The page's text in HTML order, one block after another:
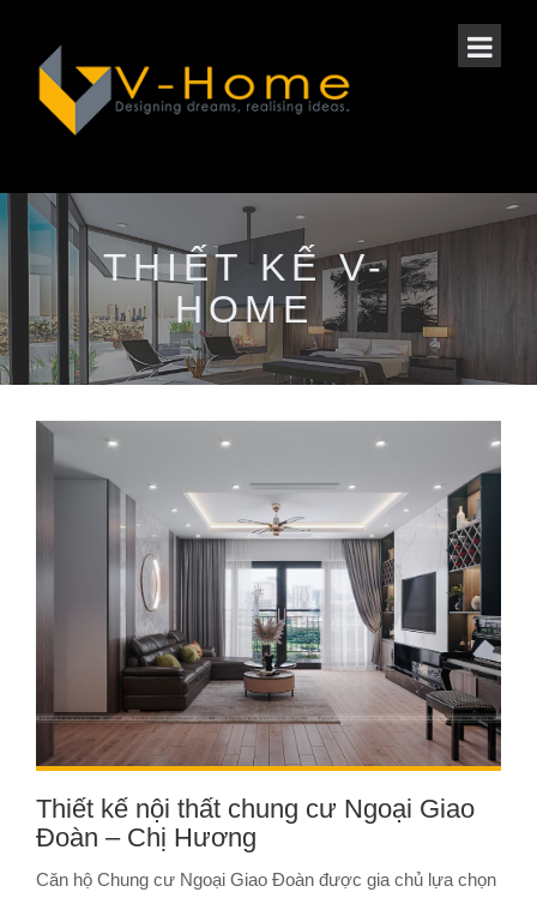
THIẾT KẾ V-
HOME
Thiết kế nội thất chung cư Ngoại Giao
Đoàn – Chị Hương
Căn hộ Chung cư Ngoại Giao Đoàn được gia chủ lựa chọn